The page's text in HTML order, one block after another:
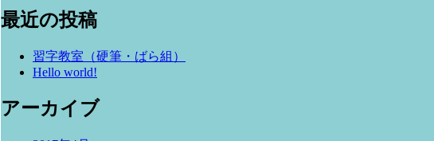
最近の投稿
習字教室（硬筆・ばら組）
Hello world!
アーカイブ